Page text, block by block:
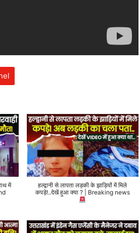
में
हल्द्वानी से लापता लड़की के झाड़ियों में मिले
कपड़े!..देखें हुआ क्या ? | Breaking news